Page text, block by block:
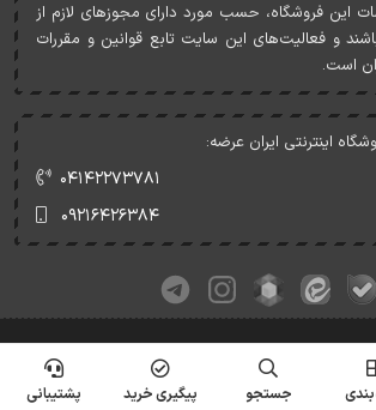
اين فروشگاه، حسب مورد دارای مجوزهای لازم از
و فعاليت‌های اين سايت تابع قوانين و مقررات
است.
اینترنتی ایران عرضه:
۰۴۱۴۲۲۷۳۷۸۱
۰۹۲۱۶۴۲۶۳۸۴
این وبسایت متعلق به ایران عرضه می‌باشد.
© Copyrights - IranArze.ir - 1405
جستجو پیگیری خرید پشتیبانی